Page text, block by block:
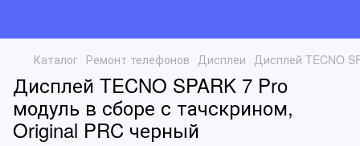
Каталог Ремонт телефонов Дисплеи Дисплей TECNO
Дисплей TECNO SPARK 7 Pro
модуль в сборе с тачскрином,
Original PRC черный